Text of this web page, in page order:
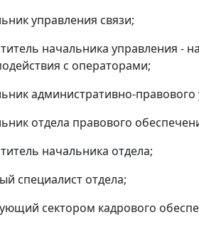
управления связи;
начальника управления -
с операторами;
административно-правового
отдела правового
начальника отдела;
специалист отдела;
сектором кадрового